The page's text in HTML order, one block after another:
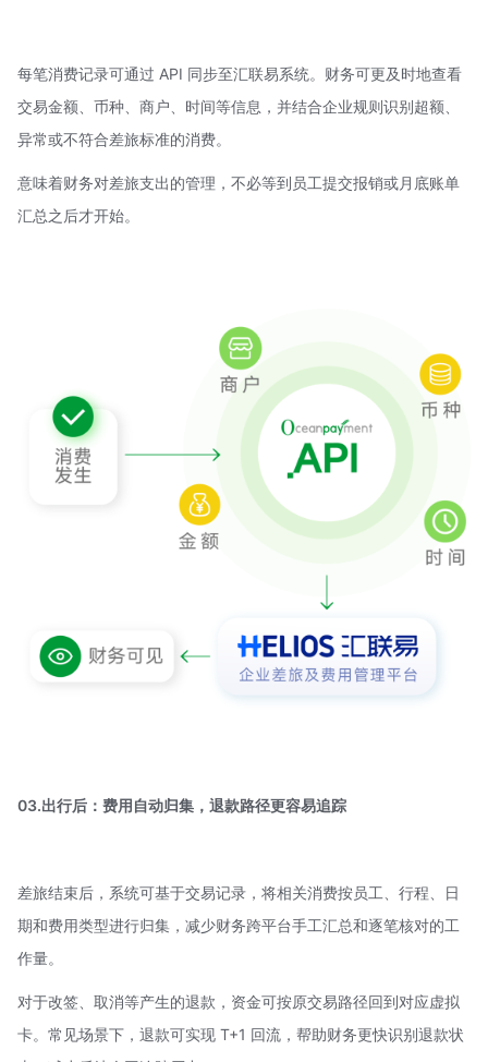
每笔消费记录可通过 API 同步至汇联易系统。财务可更及时地查看
交易金额、币种、商户、时间等信息，并结合企业规则识别超额、
异常或不符合差旅标准的消费。
意味着财务对差旅支出的管理，不必等到员工提交报销或月底账单
汇总之后才开始。
03.出行后：费用自动归集，退款路径更容易追踪
差旅结束后，系统可基于交易记录，将相关消费按员工、行程、日
期和费用类型进行归集，减少财务跨平台手工汇总和逐笔核对的工
作量。
对于改签、取消等产生的退款，资金可按原交易路径回到对应虚拟
卡。常见场景下，退款可实现 T+1 回流，帮助财务更快识别退款状